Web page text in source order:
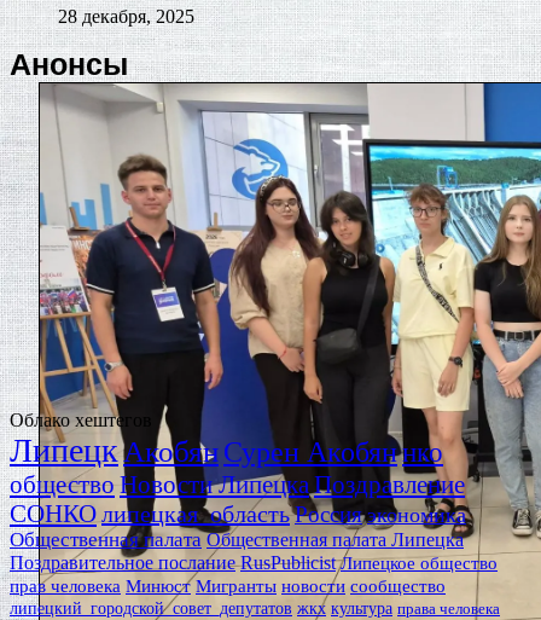
28 декабря, 2025
Анонсы
Облако хештегов
ЛипецкАкобянСурен Акобяннко
общество Новости Липецка Поздравление
СОНКОлипецкая_областьРоссия экономика
Общественная палата Общественная палата Липецка
Поздравительное послание RusPublicist Липецкое общество
прав человека Минюст Мигранты новости сообщество
липецкий_городской_совет_депутатов жкх культура права человека